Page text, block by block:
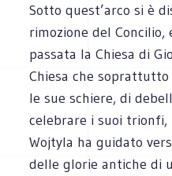
Sotto quest’arco si è
rimozione del
passata la Chiesa di
Chiesa che
le sue schiere, di
celebrare i suoi trionfi,
Wojtyla ha guidato
delle glorie antiche di